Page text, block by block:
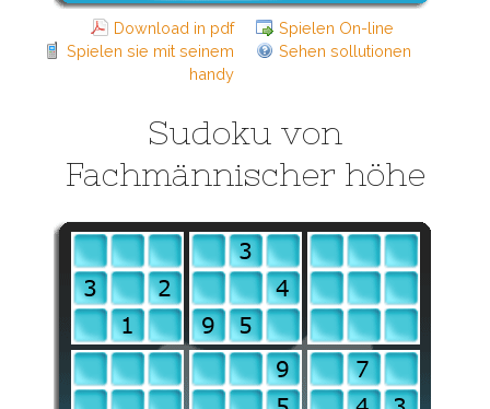
Download in pdf
Spielen On-line
Spielen sie mit seinem
handy
Sehen sollutionen
Sudoku von
Fachmännischer höhe